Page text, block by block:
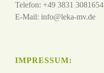
Telefon: +49 3831 3081654
E-Mail: info@leka-mv.de
IMPRESSUM: